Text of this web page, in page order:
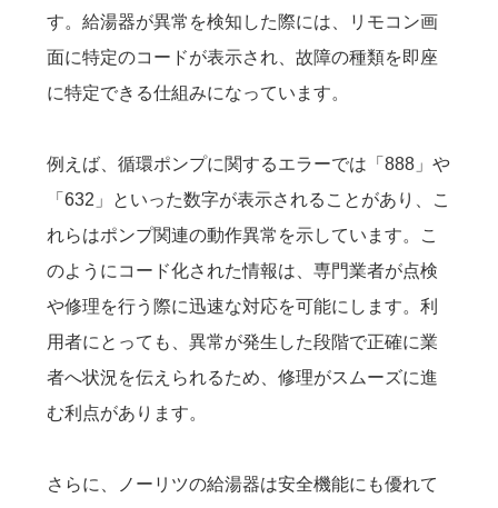
す。給湯器が異常を検知した際には、リモコン画
面に特定のコードが表示され、故障の種類を即座
に特定できる仕組みになっています。
例えば、循環ポンプに関するエラーでは「888」や
「632」といった数字が表示されることがあり、こ
れらはポンプ関連の動作異常を示しています。こ
のようにコード化された情報は、専門業者が点検
や修理を行う際に迅速な対応を可能にします。利
用者にとっても、異常が発生した段階で正確に業
者へ状況を伝えられるため、修理がスムーズに進
む利点があります。
さらに、ノーリツの給湯器は安全機能にも優れて